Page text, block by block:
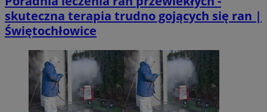
skuteczna terapia trudno gojących się ran |
Świętochłowice